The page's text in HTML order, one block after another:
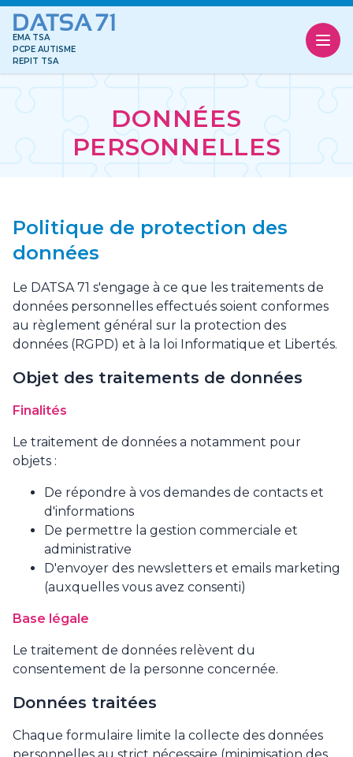
Accès au contenu
EMA TSA
PCPE AUTISME
REPIT TSA
DONNÉES
PERSONNELLES
Politique de protection des
données
Le DATSA 71 s'engage à ce que les traitements de
données personnelles effectués soient conformes
au règlement général sur la protection des
données (RGPD) et à la loi Informatique et Libertés.
Objet des traitements de données
Finalités
Le traitement de données a notamment pour
objets :
De répondre à vos demandes de contacts et
d'informations
De permettre la gestion commerciale et
administrative
D'envoyer des newsletters et emails marketing
(auxquelles vous avez consenti)
Base légale
Le traitement de données relèvent du
consentement de la personne concernée.
Données traitées
Chaque formulaire limite la collecte des données
Panneau de gestion des cookies